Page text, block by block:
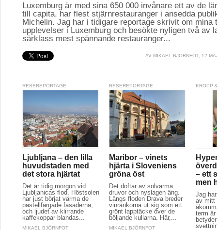
Luxemburg är med sina 650 000 invånare ett av de
till capita, har flest stjärnrestauranger i ansedda
Michelin. Jag har i tidigare reportage skrivit om mina
upplevelser i Luxemburg och besökte nyligen två av
särklass mest spännande restauranger...
AV MIKAEL BJÖRNFOT, 12
RESEREPORTAGE
Ljubljana – den lilla
huvudstaden med
det stora hjärtat
Det är tidig morgon vid
Ljubljanicas flod. Höstsolen
har just börjat värma de
pastellfärgade fasaderna,
och ljudet av klirrande
kaffekoppar blandas...
MIKAEL BJÖRNFOT
RESEREPORTAGE
Maribor – vinets
hjärta i Sloveniens
gröna öst
Det doftar av solvarma
druvor och nyslagen äng.
Längs floden Drava breder
vinrankorna ut sig som ett
grönt lapptäcke över de
böljande kullarna. Här,...
MIKAEL BJÖRNFOT
KROPP
– ett
men
Jag
av mitt
term